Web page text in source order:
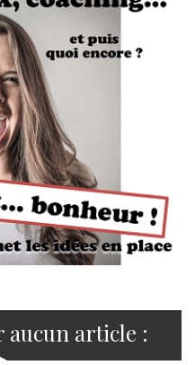
aucun article :